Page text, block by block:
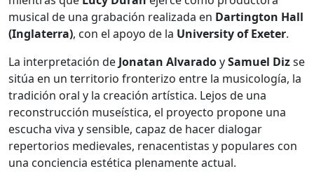
musical de una grabación realizada en Dartington Hall
(Inglaterra), con el apoyo de la University of Exeter.
La interpretación de Jonatan AlvaradoySamuel Dizse
sitúa en un territorio fronterizo entre la musicología, la
tradición oral y la creación artística. Lejos de una
reconstrucción museística, el proyecto propone una
escucha viva y sensible, capaz de hacer dialogar
repertorios medievales, renacentistas y populares con
una conciencia estética plenamente actual.